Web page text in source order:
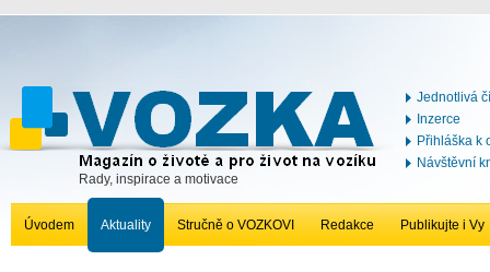
Rady, inspirace a motivace
Jednotlivá
Inzerce
Přihláška k
Návštěvní
Úvodem Aktuality Stručně o VOZKOVI Redakce Publikujte i Vy